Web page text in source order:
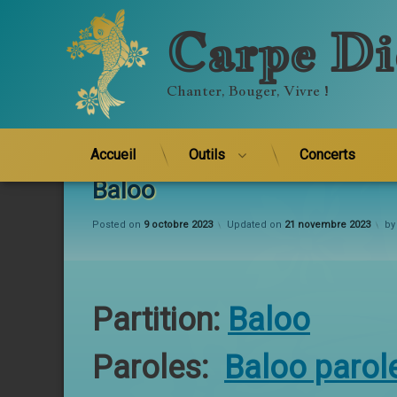
Carpe
Chanter, Bouger, Vivre !
Accueil Outils Concerts
Baloo
Posted on 9 octobre 2023 Updated on 21 novembre 2023 by
Partition: Baloo
Paroles: Baloo